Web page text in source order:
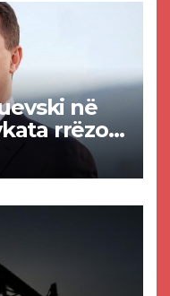
në
rrëzon
e
së